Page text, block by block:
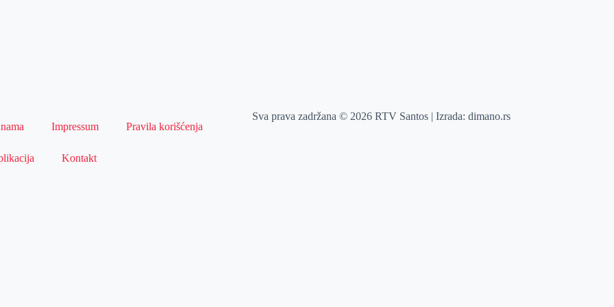
Impressum Pravila korišćenja
Kontakt
Sva prava zadržana © 2026 RTV Santos | Izrada:dimano.rs